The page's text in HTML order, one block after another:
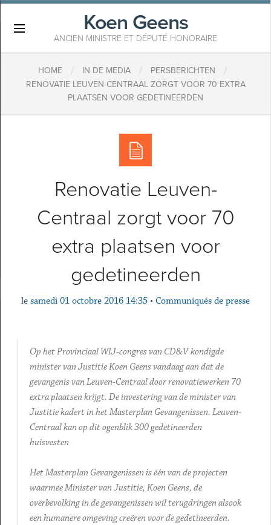
Koen Geens
ANCIEN MINISTRE ET DÉPUTÉ HONORAIRE
HOME / IN DE MEDIA / PERSBERICHTEN /
RENOVATIE LEUVEN-CENTRAAL ZORGT VOOR 70 EXTRA
PLAATSEN VOOR GEDETINEERDEN
Renovatie Leuven-
Centraal zorgt voor 70
extra plaatsen voor
gedetineerden
le samedi 01 octobre 2016 14:35 • Communiqués de presse
Op het Provinciaal WIJ-congres van CD&V kondigde
minister van Justitie Koen Geens vandaag aan dat de
gevangenis van Leuven-Centraal door renovatiewerken 70
extra plaatsen krijgt. De investering van de minister van
Justitie kadert in het Masterplan Gevangenissen. Leuven-
Centraal kan op dit ogenblik 300 gedetineerden
huisvesten
Het Masterplan Gevangenissen is één van de projecten
waarmee Minister van Justitie, Koen Geens, de
overbevolking in de gevangenissen wil terugdringen alsook
een humanere omgeving creëren voor de gedetineerden.